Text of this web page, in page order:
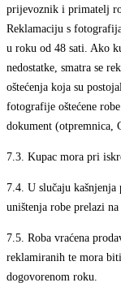
prijevoznik i primatelj
Reklamaciju s
u roku od 48 sati. Ako
nedostatke, smatra se
oštećenja koja su
fotografije oštećene
dokument
7.3. Kupac mora pri
7.4. U slučaju
uništenja robe prelazi
7.5. Roba vraćena
reklamiranih te mora
dogovorenom roku.